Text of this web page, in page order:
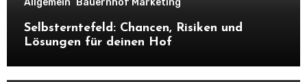
Allgemein Bauernhof Marketing
Selbsterntefeld: Chancen, Risiken und
Lösungen für deinen Hof